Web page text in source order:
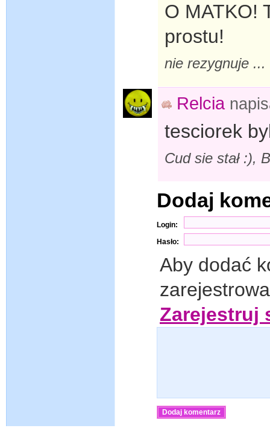
O MATKO!
prostu!
nie rezygnuje ...
Relcia
tesciorek
Cud sie stał :),
Dodaj
Login:
Hasło:
Aby dodać
Zarejestruj